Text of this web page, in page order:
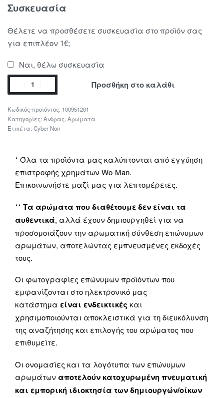
Συσκευασία
Θέλετε να προσθέσετε συσκευασία στο προϊόν σας
για επιπλέον 1€;
Ναι, θέλω συσκευασία
Προσθήκη στο καλάθι
100951201
Κατηγορίες: Άνδρας Αρώματα
Ετικέτα: Cyber Noir
* Όλα τα προϊόντα μας καλύπτονται από εγγύηση
επιστροφής χρημάτων Wo-Man.
Επικοινωνήστε μαζί μας για λεπτομέρειες.
** Τα αρώματα που διαθέτουμε δεν είναι τα
αυθεντικά, αλλά έχουν δημιουργηθεί για να
προσομοιάζουν την αρωματική σύνθεση επώνυμων
αρωμάτων, αποτελώντας εμπνευσμένες εκδοχές
τους.
Οι φωτογραφίες επώνυμων προϊόντων που
εμφανίζονται στο ηλεκτρονικό μας
κατάστημα είναι ενδεικτικές και
χρησιμοποιούνται αποκλειστικά για τη διευκόλυνση
της αναζήτησης και επιλογής του αρώματος που
επιθυμείτε.
Οι ονομασίες και τα λογότυπα των επώνυμων
αρωμάτων αποτελούν κατοχυρωμένη πνευματική
και εμπορική ιδιοκτησία των δημιουργών/οίκων